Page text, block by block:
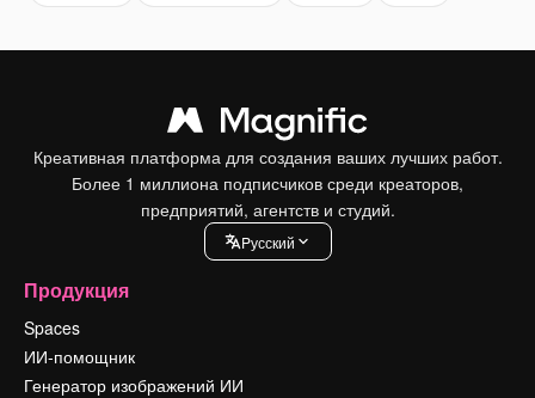
Креативная платформа для создания ваших лучших работ.
Более 1 миллиона подписчиков среди креаторов,
предприятий, агентств и студий.
Pусский
Продукция
Spaces
ИИ-помощник
Генератор изображений ИИ